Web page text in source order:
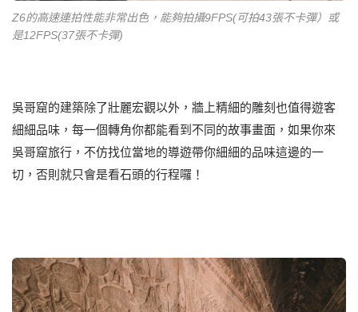
Z6的高速連拍性能非常出色，能夠拍攝9FPS(可拍43張不卡彈）或
是12FPS(37張不卡彈)
吳哥窟的建築除了壯麗宏觀以外，牆上精細的雕刻也值得遊客
細細品味，每一個轉角你都能看到不同的故事畫面，如果你來
吳哥窟旅行，不仿找位當地的導遊帶你細細的品味這邊的一
切，否則就只會是看石頭的行程囉！